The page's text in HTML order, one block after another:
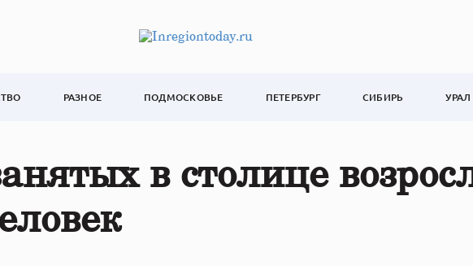
РАЗНОЕ ПОДМОСКОВЬЕ ПЕТЕРБУРГ СИБИРЬ УРАЛ
в столице